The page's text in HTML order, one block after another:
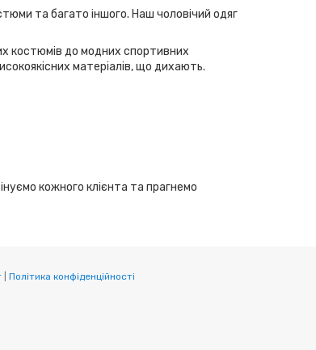
та багато іншого. Наш чоловічий одяг
костюмів до модних спортивних
матеріалів, що дихають.
кожного клієнта та прагнемо
Політика конфіденційності